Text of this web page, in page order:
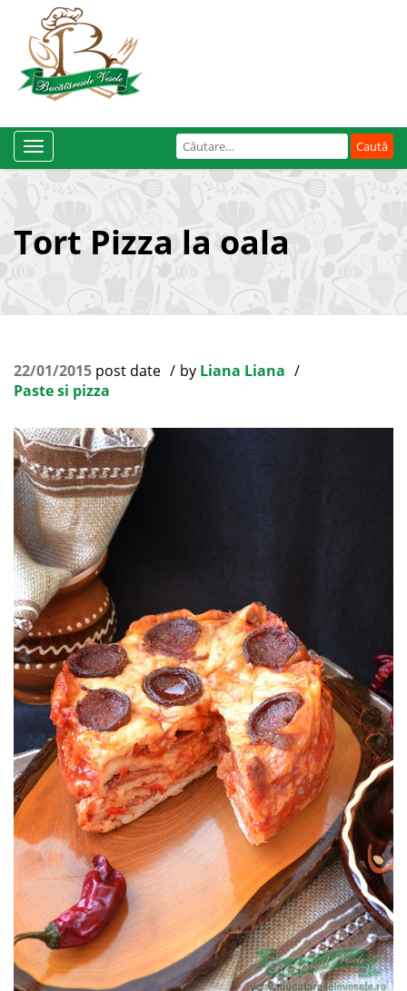
Caută
după:
Toggle
Navigation
Tort Pizza la oala
22/01/2015 post date by Liana Liana
Paste si pizza